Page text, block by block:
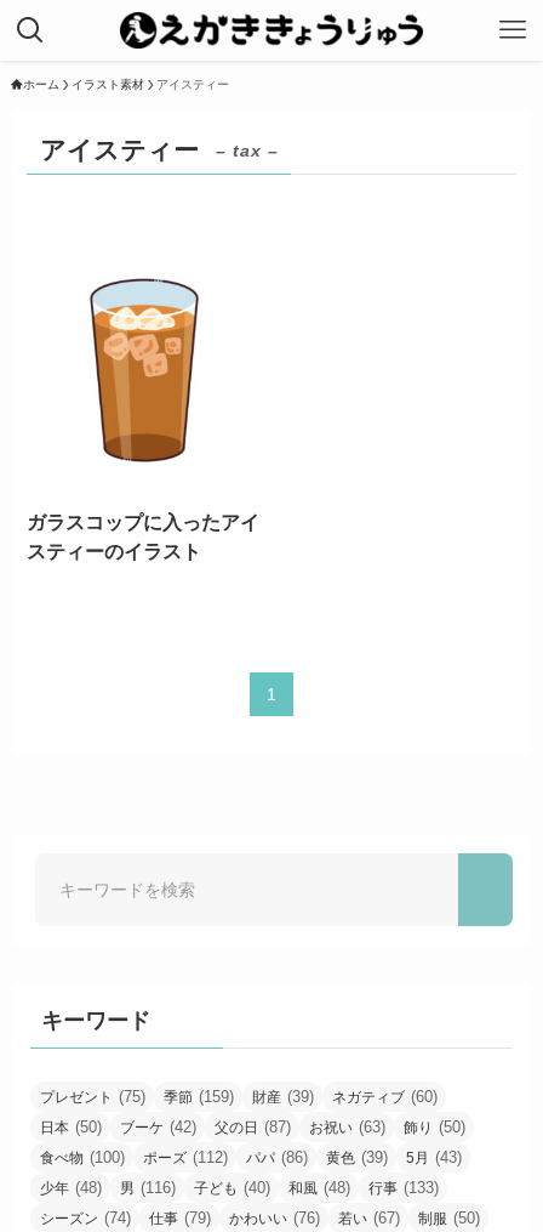
ホーム イラスト素材 アイスティー
アイスティー – tax –
ガラスコップに入ったアイ
スティーのイラスト
1
キーワード
プレゼント (75) 季節 (159) 財産 (39) ネガティブ (60)
日本 (50) ブーケ (42) 父の日 (87) お祝い (63) 飾り (50)
食べ物 (100) ポーズ (112) パパ (86) 黄色 (39) 5月 (43)
少年 (48) 男 (116) 子ども (40) 和風 (48) 行事 (133)
シーズン (74) 仕事 (79) かわいい (76) 若い (67) 制服 (50)